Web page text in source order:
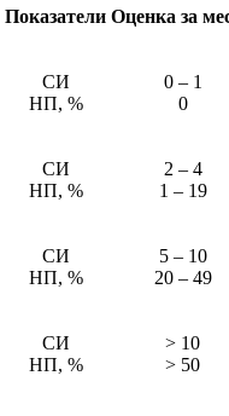
Показатели Оценка за
СИ
НП, %
0 –1
0
СИ
НП, %
2 –4
1 –19
СИ
НП, %
5 –10
20 –49
СИ
НП, %
> 10
> 50